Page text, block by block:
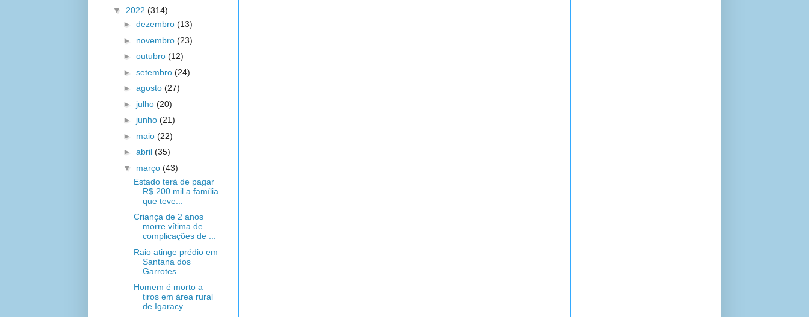
▼ 2022 (314)
► dezembro (13)
► novembro (23)
► outubro (12)
► setembro (24)
► agosto (27)
► julho (20)
► junho (21)
► maio (22)
► abril (35)
▼ março (43)
Estado terá de pagar
R$ 200 mil a família
que teve...
Criança de 2 anos
morre vítima de
complicações de ...
Raio atinge prédio em
Santana dos
Garrotes.
Homem é morto a
tiros em área rural
de Igaracy